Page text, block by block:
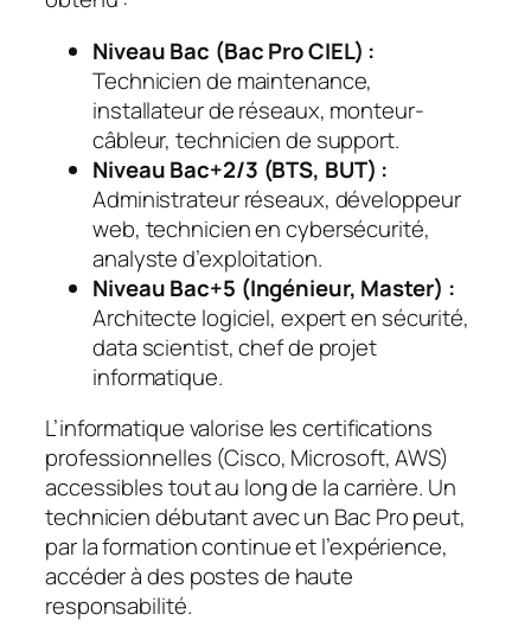
Niveau Bac (Bac Pro CIEL) :
Technicien de maintenance,
installateur de réseaux, monteur-
câbleur, technicien de support.
Niveau Bac+2/3 (BTS, BUT) :
Administrateur réseaux, développeur
web, technicien en cybersécurité,
analyste d’exploitation.
Niveau Bac+5 (Ingénieur, Master) :
Architecte logiciel, expert en sécurité,
data scientist, chef de projet
informatique.
L’informatique valorise les certifications
professionnelles (Cisco, Microsoft, AWS)
accessibles tout au long de la carrière. Un
technicien débutant avec un Bac Pro peut,
par la formation continue et l’expérience,
accéder à des postes de haute
responsabilité.